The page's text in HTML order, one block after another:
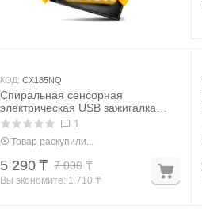
КОД: CX185NQ
Спиральная сенсорная
электрическая USB зажигалка
Lighter
1
Товар раскупили...
7 000 ₸
5 290 ₸
Вы экономите: 1 710 ₸